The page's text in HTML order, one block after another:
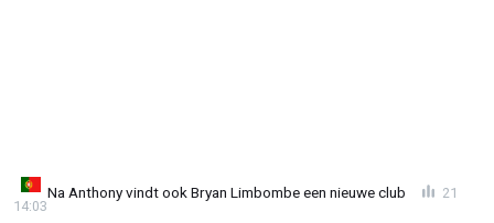
Na Anthony vindt ook Bryan Limbombe een nieuwe club
14:03
21